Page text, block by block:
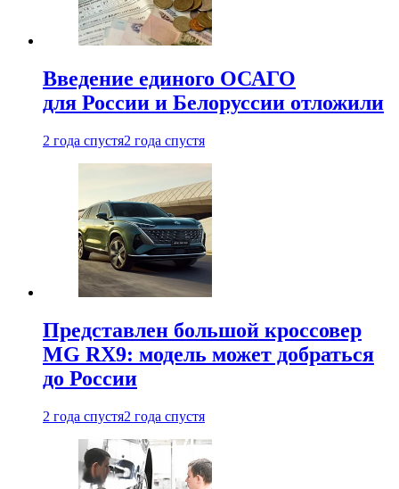
Введение единого ОСАГО
для России и Белоруссии отложили
2 года спустя2 года спустя
Представлен большой кроссовер
MG RX9: модель может добраться
до России
2 года спустя2 года спустя